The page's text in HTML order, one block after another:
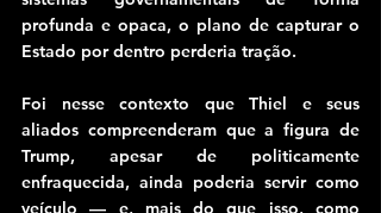
profunda e opaca, o plano de capturar o
Estado por dentro perderia tração.
Foi nesse contexto que Thiel e seus
aliados compreenderam que a figura de
Trump, apesar de politicamente
enfraquecida, ainda poderia servir como
veículo — e, mais do que isso, como